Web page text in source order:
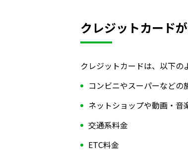
クレジットカード
クレジットカードは、以下の
コンビニやスーパーなどの
ネットショップや動画・音
交通系料金
ETC料金